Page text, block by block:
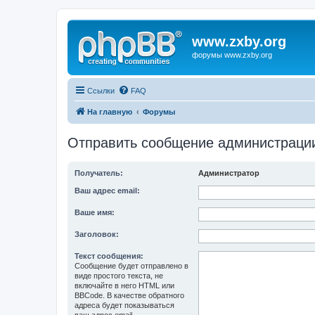
www.zxby.org
форумы www.zxby.org
Ссылки FAQ
На главную Форумы
Отправить сообщение
Получатель: Администратор
Ваш адрес email:
Ваше имя:
Заголовок:
Текст сообщения:
Сообщение будет отправлено в
виде простого текста, не
включайте в него HTML или
BBCode. В качестве обратного
адреса будет показываться